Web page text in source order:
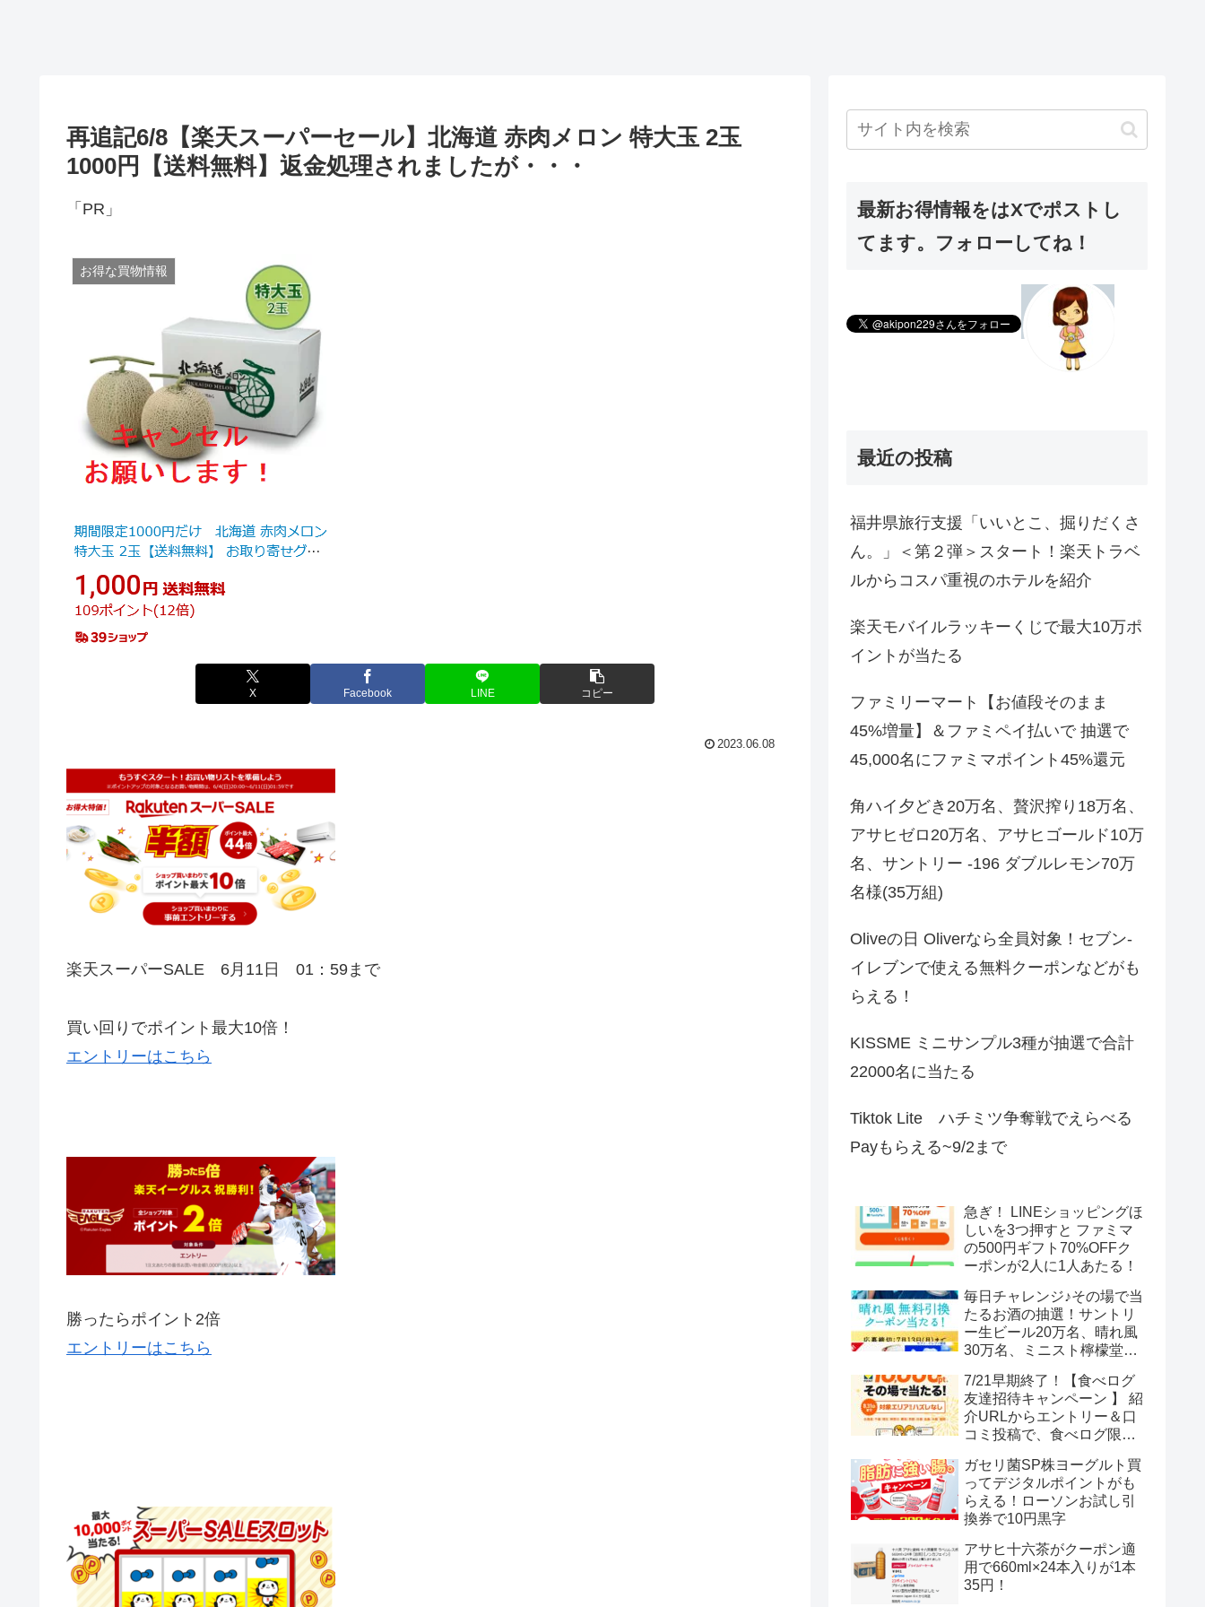
再追記6/8【楽天スーパーセール】北海道 赤肉メロン 特大玉 2玉
1000円【送料無料】返金処理されましたが・・・
「PR」
お得な買物情報
X Facebook LINE コピー
2023.06.08
楽天スーパーSALE 6月11日 01：59まで
買い回りでポイント最大10倍！
エントリーはこちら
勝ったらポイント2倍
エントリーはこちら
最新お得情報をはXでポストし
てます。フォローしてね！
最近の投稿
福井県旅行支援「いいとこ、掘りだくさ
ん。」＜第２弾＞スタート！楽天トラベ
ルからコスパ重視のホテルを紹介
楽天モバイルラッキーくじで最大10万ポ
イントが当たる
ファミリーマート【お値段そのまま
45%増量】＆ファミペイ払いで 抽選で
45,000名にファミマポイント45%還元
角ハイ夕どき20万名、贅沢搾り18万名、
アサヒゼロ20万名、アサヒゴールド10万
名、サントリー -196 ダブルレモン70万
名様(35万組)
Oliveの日 Oliverなら全員対象！セブン‐
イレブンで使える無料クーポンなどがも
らえる！
KISSME ミニサンプル3種が抽選で合計
22000名に当たる
Tiktok Lite ハチミツ争奪戦でえらべる
Payもらえる~9/2まで
急ぎ！ LINEショッピングほ
しいを3つ押すと ファミマ
の500円ギフト70%OFFク
ーポンが2人に1人あたる！
毎日チャレンジ♪その場で当
たるお酒の抽選！サントリ
ー生ビール20万名、晴れ風
30万名、ミニスト檸檬堂2
ボール12.3万名
7/21早期終了！【食べログ
友達招待キャンペーン 】 紹
介URLからエントリー＆口
コミ投稿で、食べログ限定
トがもらえる
ガセリ菌SP株ヨーグルト買
ってデジタルポイントがも
らえる！ローソンお試し引
換券で10円黒字
アサヒ十六茶がクーポン適
用で660ml×24本入りが1本
35円！